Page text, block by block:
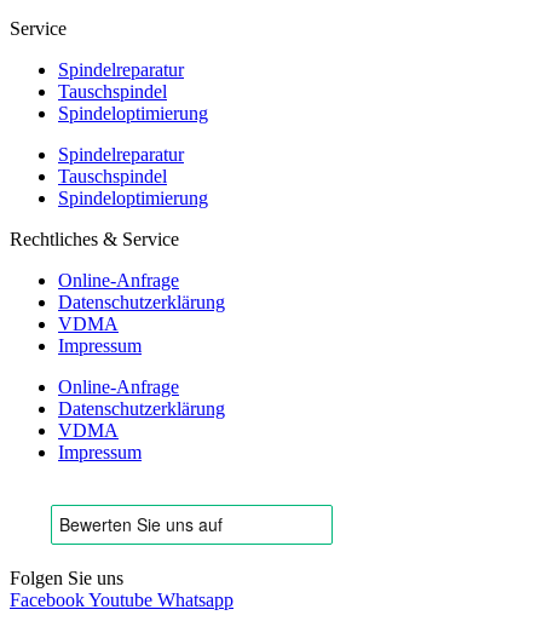
Service
Spindelreparatur
Tauschspindel
Spindeloptimierung
Spindelreparatur
Tauschspindel
Spindeloptimierung
Rechtliches & Service
Online-Anfrage
Datenschutzerklärung
VDMA
Impressum
Online-Anfrage
Datenschutzerklärung
VDMA
Impressum
Folgen Sie uns
FacebookYoutube Whatsapp